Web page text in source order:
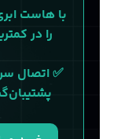
را در